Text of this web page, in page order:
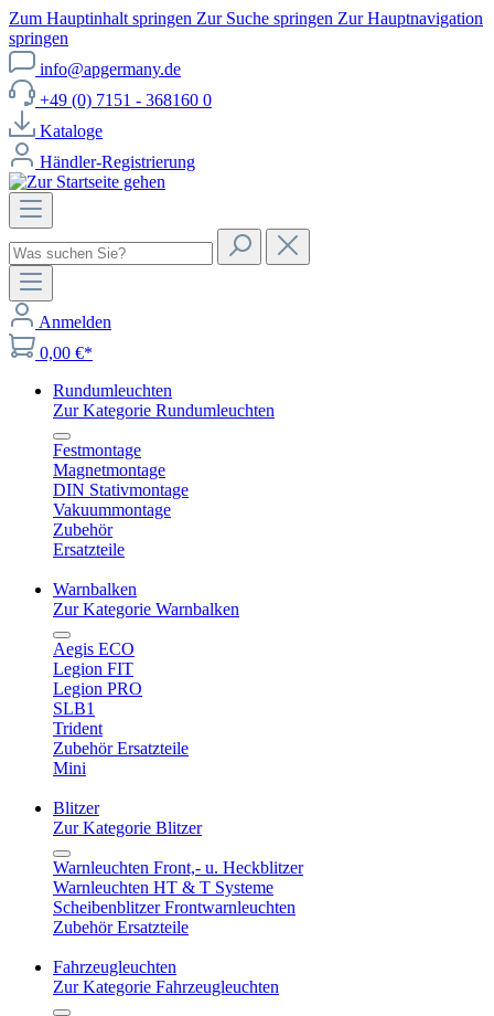
Zum Hauptinhalt springen Zur Suche springen Zur Hauptnavigation
springen
info@apgermany.de
+49 (0) 7151 - 368160 0
Kataloge
Händler-Registrierung
Anmelden
0,00 €*
Rundumleuchten
Zur Kategorie Rundumleuchten
Festmontage
Magnetmontage
DIN Stativmontage
Vakuummontage
Zubehör
Ersatzteile
Warnbalken
Zur Kategorie Warnbalken
Aegis ECO
Legion FIT
Legion PRO
SLB1
Trident
Zubehör Ersatzteile
Mini
Blitzer
Zur Kategorie Blitzer
Warnleuchten Front,- u. Heckblitzer
Warnleuchten HT & T Systeme
Scheibenblitzer Frontwarnleuchten
Zubehör Ersatzteile
Fahrzeugleuchten
Zur Kategorie Fahrzeugleuchten